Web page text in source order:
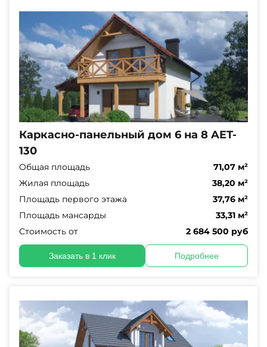
Каркасно-панельный дом 6 на 8 AET-
130
Общая площадь
71,07 м²
Жилая площадь
38,20 м²
Площадь первого этажа
37,76 м²
Площадь мансарды
33,31 м²
Стоимость от
2 684 500 руб
Заказать в 1 клик Подробнее